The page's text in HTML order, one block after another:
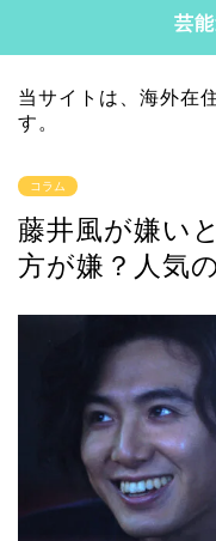
芸
当サイトは、海外在
す。
コラム
藤井風が嫌い
方が嫌？人気